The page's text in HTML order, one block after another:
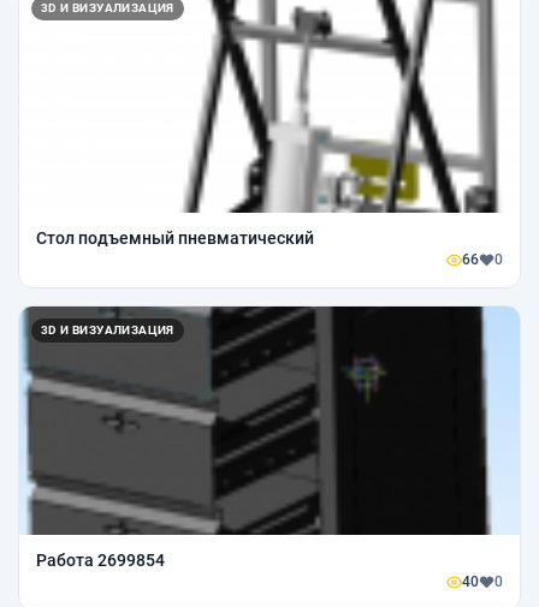
3D И ВИЗУАЛИЗАЦИЯ
Стол подъемный пневматический
66 0
3D И ВИЗУАЛИЗАЦИЯ
Работа 2699854
40 0